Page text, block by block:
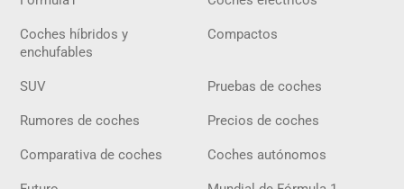
Coches híbridos y
enchufables
Compactos
SUV Pruebas de coches
Rumores de coches Precios de coches
Comparativa de coches Coches autónomos